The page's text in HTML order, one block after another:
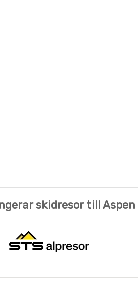
skidresor till Aspen